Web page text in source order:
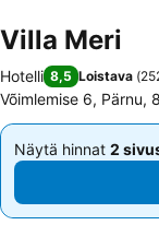
Villa Meri
Hotelli 8,5 Loistava (
Võimlemise 6, Pärnu,
Näytä hinnat 2
Alkaen
Näytä hinnat 2
Alkaen
55 €